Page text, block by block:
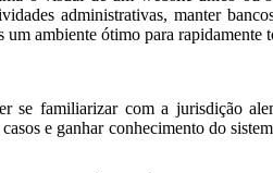
administrativas, manter
um ambiente ótimo para
se familiarizar com a jurisdição
e ganhar conhecimento do